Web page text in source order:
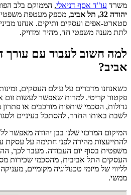
משרד עו"ד אסף דניאלי, הממוקם בלב
יהודה 32, תל אביב
, מספק מעטפת
סטארט-אפים ועסקים ותיקים. אנחנו
לתת מענה משפטי חד, מהיר ומדויק.
למה חשוב לעבוד עם עורך
אביב?
כשאנחנו מדברים על עולם העסקים, זמינות
פקטור קריטי. למרות שאפשר לעשות זום
גדולות, הסכמי שותפות מורכבים או
לשבת באותו החדר, להסתכל בעיניים
המיקום המרכזי שלנו בבן יהודה מאפשר
להתייעצות מהירה לפני חתימה על עסקת
משפטית בסוף יום העבודה. מעבר לכך,
העסקים התל אביבית, מהסכמי שכירות
לליווי של מיזמי טכנולוגיה מקומיים,
ממשי.